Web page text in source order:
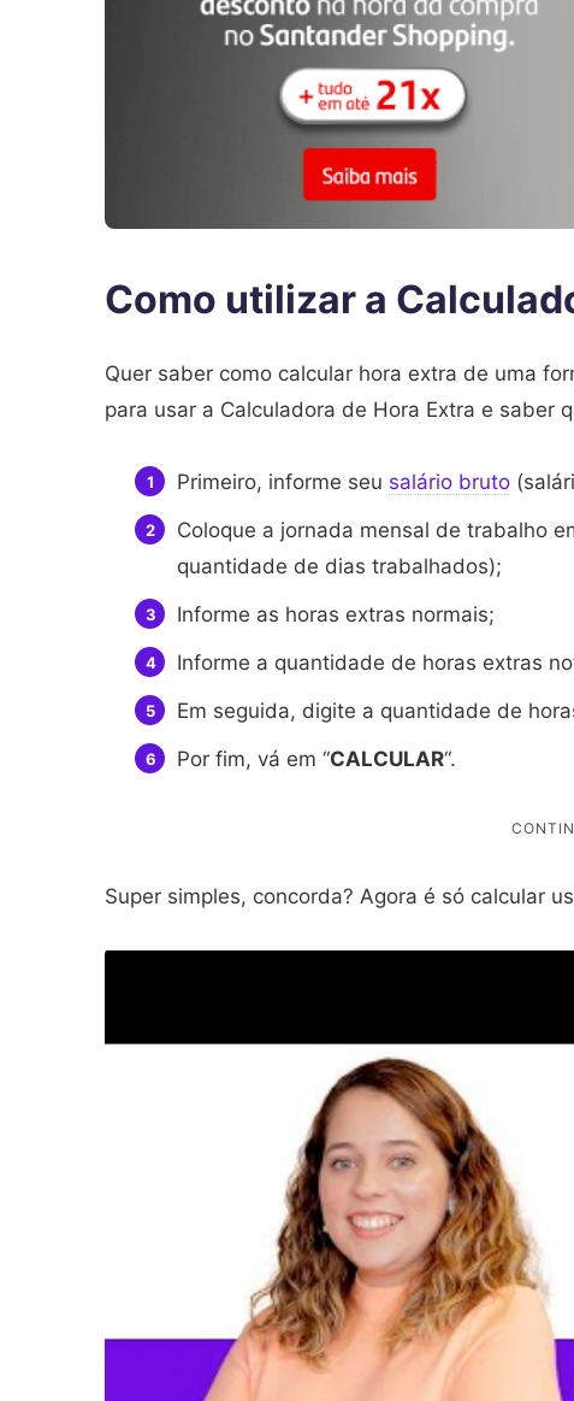
Como utilizar a
Quer saber como calcular hora extra de uma
para usar a Calculadora de Hora Extra e saber
Primeiro, informe seu salário bruto
Coloque a jornada mensal de trabalho
quantidade de dias trabalhados);
Informe as horas extras normais;
Informe a quantidade de horas extras
Em seguida, digite a quantidade de
Por fim, vá em “CALCULAR“.
Super simples, concorda? Agora é só calcular